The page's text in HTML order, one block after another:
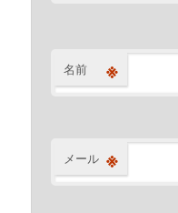
名前 ※
メール ※